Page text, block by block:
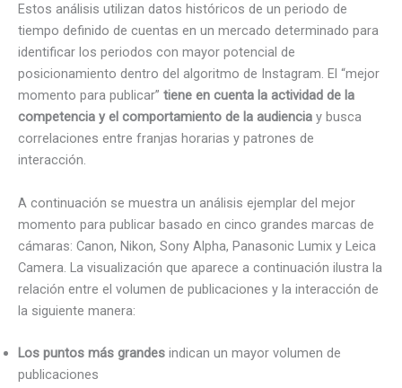
Estos análisis utilizan datos históricos de un periodo de
tiempo definido de cuentas en un mercado determinado para
identificar los periodos con mayor potencial de
posicionamiento dentro del algoritmo de Instagram. El “mejor
momento para publicar” tiene en cuenta la actividad de la
competencia y el comportamiento de la audiencia y busca
correlaciones entre franjas horarias y patrones de
interacción.
A continuación se muestra un análisis ejemplar del mejor
momento para publicar basado en cinco grandes marcas de
cámaras: Canon, Nikon, Sony Alpha, Panasonic Lumix y Leica
Camera. La visualización que aparece a continuación ilustra la
relación entre el volumen de publicaciones y la interacción de
la siguiente manera:
Los puntos más grandes indican un mayor volumen de
publicaciones